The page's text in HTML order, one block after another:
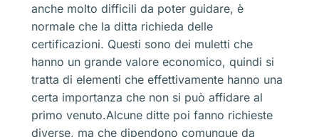
anche molto difficili da poter guidare, è
normale che la ditta richieda delle
certificazioni. Questi sono dei muletti che
hanno un grande valore economico, quindi si
tratta di elementi che effettivamente hanno una
certa importanza che non si può affidare al
primo venuto.Alcune ditte poi fanno richieste
diverse, ma che dipendono comunque da